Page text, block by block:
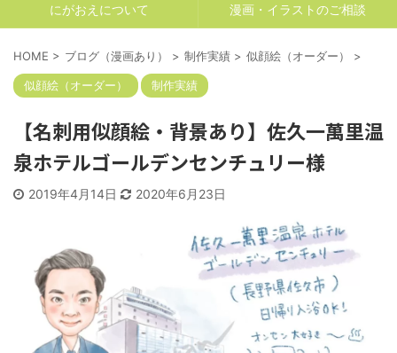
にがおえについて 漫画・イラストのご相談
HOME > ブログ（漫画あり） > 制作実績 > 似顔絵（オーダー） >
似顔絵（オーダー） 制作実績
【名刺用似顔絵・背景あり】佐久一萬里温
泉ホテルゴールデンセンチュリー様
2019年4月14日 2020年6月23日